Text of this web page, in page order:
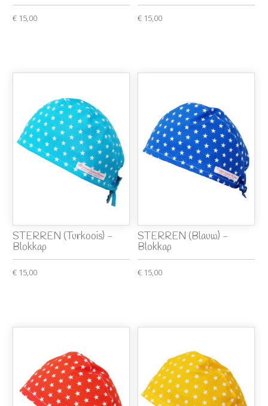
€ 15,00 € 15,00
STERREN (Turkoois) -
Blokkap
€ 15,00
STERREN (Blauw) -
Blokkap
€ 15,00